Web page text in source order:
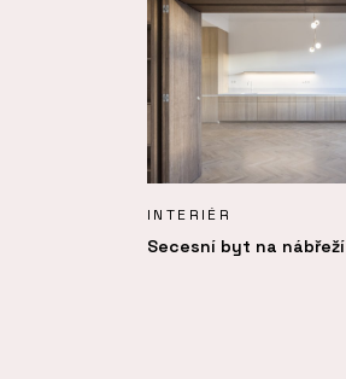
INTERIÉR
Secesní byt na nábřeží